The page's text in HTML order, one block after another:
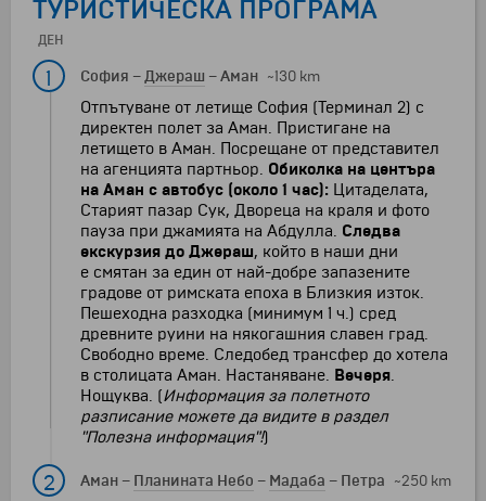
ТУРИСТИЧЕСКА ПРОГРАМА
ДЕН
1 София –Джераш –Аман ~130 km
Отпътуване от летище София (Терминал 2) с
директен полет за Аман. Пристигане на
летището в Аман. Посрещане от представител
на агенцията партньор. Обиколка на центъра
на Аман с автобус (около 1 час): Цитаделата,
Старият пазар Сук, Двореца на краля и фото
пауза при джамията на Абдулла. Следва
екскурзия до Джераш, който в наши дни
е смятан за един от най-добре запазените
градове от римската епоха в Близкия изток.
Пешеходна разходка (минимум 1 ч.) сред
древните руини на някогашния славен град.
Свободно време. Следобед трансфер до хотела
в столицата Аман. Настаняване. Вечеря.
Нощуква. (Информация за полетното
разписание можете да видите в раздел
"Полезна информация"!)
2 Аман – Планината Небо – Мадаба – Петра ~250 km